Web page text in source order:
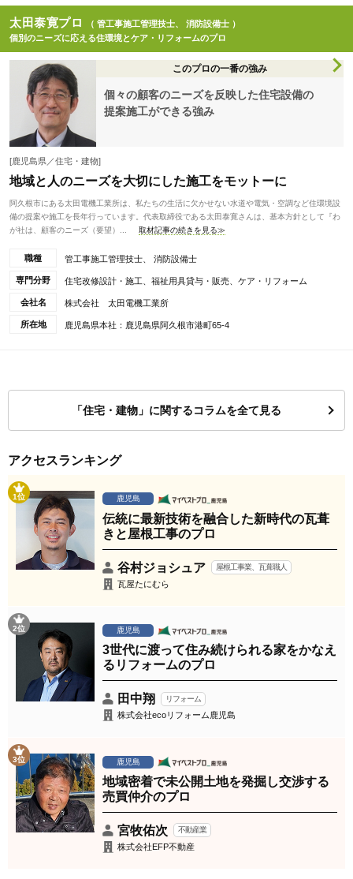
太田泰寛プロ
（ 管工事施工管理技士、 消防設備士 ）
個別のニーズに応える住環境とケア・リフォームのプロ
このプロの一番の強み
個々の顧客のニーズを反映した住宅設備の
提案施工ができる強み
[鹿児島県／住宅・建物]
地域と人のニーズを大切にした施工をモットーに
阿久根市にある太田電機工業所は、私たちの生活に欠かせない水道や電気・空調など住環境設
備の提案や施工を長年行っています。代表取締役である太田泰寛さんは、基本方針として『わ
が社は、顧客のニーズ（要望）...
取材記事の続きを見る≫
職種 管工事施工管理技士、 消防設備士
専門分野 住宅改修設計・施工、福祉用具貸与・販売、ケア・リフォーム
会社名 株式会社 太田電機工業所
所在地 鹿児島県本社：鹿児島県阿久根市港町65-4
「住宅・建物」に関するコラムを全て見る
アクセスランキング
1位 鹿児島
伝統に最新技術を融合した新時代の瓦葺
きと屋根工事のプロ
谷村ジョシュア 屋根工事業、瓦葺職人
瓦屋たにむら
2位 鹿児島
3世代に渡って住み続けられる家をかなえ
るリフォームのプロ
田中翔 リフォーム
株式会社ecoリフォーム鹿児島
3位 鹿児島
地域密着で未公開土地を発掘し交渉する
売買仲介のプロ
宮牧佑次 不動産業
株式会社EFP不動産